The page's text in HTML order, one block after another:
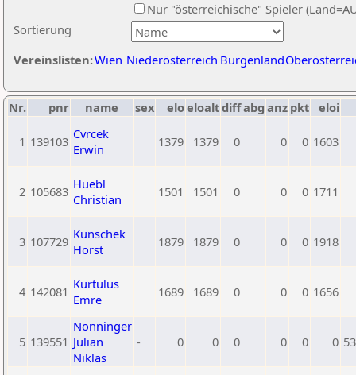
Sortierung
Nur "österreichische" Spieler
Vereinslisten:Wien Niederösterreich Burgenland
Nr. pnr name sex eloeloaltdiffabg anz pkt eloi
1 139103 Cvrcek
Erwin
1379 1379 0 0 0 1603
2 105683 Huebl
Christian
1501 1501 0 0 0 1711
3 107729 Kunschek
Horst
1879 1879 0 0 0 1918
4 142081 Kurtulus
Emre
1689 1689 0 0 0 1656
5 139551
Nonninger
Julian
Niklas
- 0 0 0 0 0 0